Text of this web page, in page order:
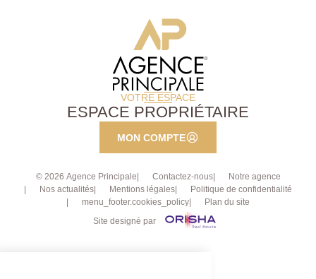
VOTRE ESPACE
ESPACE PROPRIÉTAIRE
MON COMPTE
© 2026 Agence Principale Contactez-nous
Notre agence
Nos actualités
Mentions légales
Politique de confidentialité
menu_footer.cookies_policy
Plan du site
Site designé par